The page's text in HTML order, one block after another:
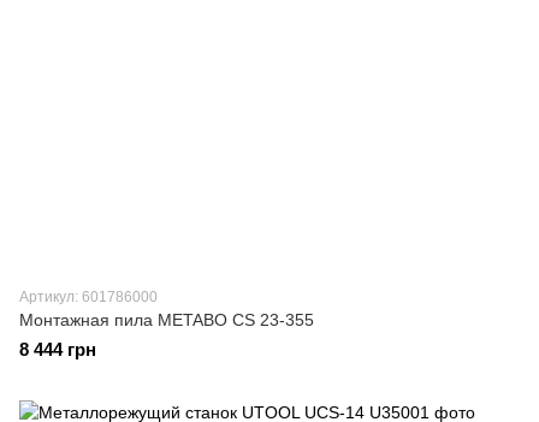
Артикул: 601786000
Монтажная пила METABO CS 23-355
8 444 грн